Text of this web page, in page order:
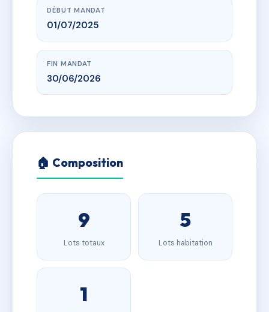
DÉBUT MANDAT
01/07/2025
FIN MANDAT
30/06/2026
🏠 Composition
9
Lots totaux
5
Lots habitation
1